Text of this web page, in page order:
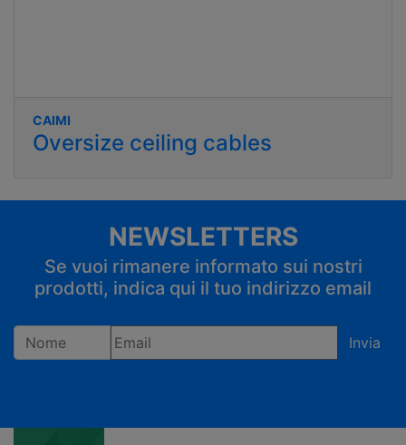
CAIMI
Oversize ceiling cables
NEWSLETTERS
Se vuoi rimanere informato sui nostri
prodotti, indica qui il tuo indirizzo email
Invia